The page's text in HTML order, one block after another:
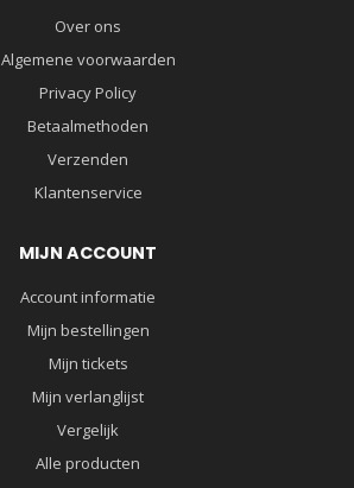
Over ons
Algemene voorwaarden
Privacy Policy
Betaalmethoden
Verzenden
Klantenservice
MIJN ACCOUNT
Account informatie
Mijn bestellingen
Mijn tickets
Mijn verlanglijst
Vergelijk
Alle producten